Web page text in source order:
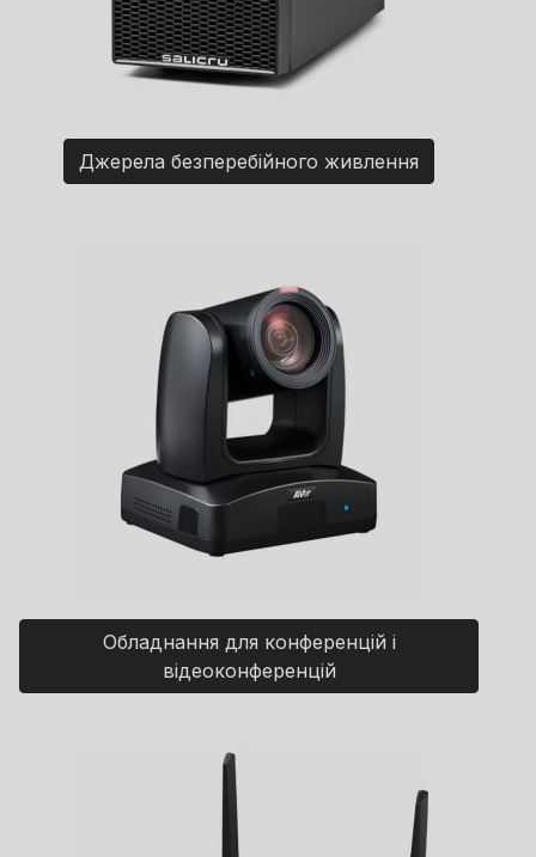
Джерела безперебійного живлення
Обладнання для конференцій і
відеоконференцій